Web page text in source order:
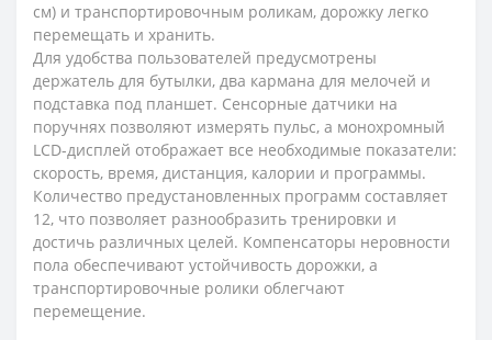
см) и транспортировочным роликам, дорожку легко
перемещать и хранить.
Для удобства пользователей предусмотрены
держатель для бутылки, два кармана для мелочей и
подставка под планшет. Сенсорные датчики на
поручнях позволяют измерять пульс, а монохромный
LCD-дисплей отображает все необходимые показатели:
скорость, время, дистанция, калории и программы.
Количество предустановленных программ составляет
12, что позволяет разнообразить тренировки и
достичь различных целей. Компенсаторы неровности
пола обеспечивают устойчивость дорожки, а
транспортировочные ролики облегчают
перемещение.